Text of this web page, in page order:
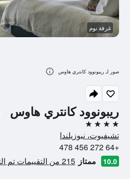
ريبونوود كانتري هاوس
4 نجوم
تشيفيوت، نيوزيلندا
+64 272 456 478
10.0 ممتاز 215 من التقييمات تم التحقق منها
غرفة نوم
صور لـ ريبونوود كانتري هاوس